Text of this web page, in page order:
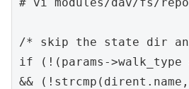
/* skip the state dir
if (!(params->walk_type &
&& (!strcmp(dirent.name,